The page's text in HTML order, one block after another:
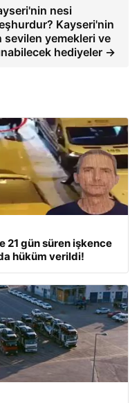
nesi
Kayseri'nin
sevilen yemekleri ve
hediyeler →
21 gün süren işkence
hüküm verildi!